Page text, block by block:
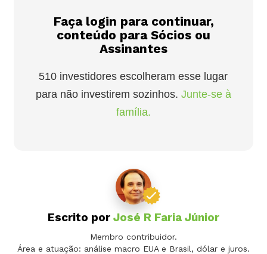
Faça login para continuar,
conteúdo para Sócios ou
Assinantes
510 investidores escolheram esse lugar
para não investirem sozinhos. Junte-se à
família.
Escrito por José R Faria Júnior
Membro contribuidor.
Área e atuação: análise macro EUA e Brasil, dólar e juros.